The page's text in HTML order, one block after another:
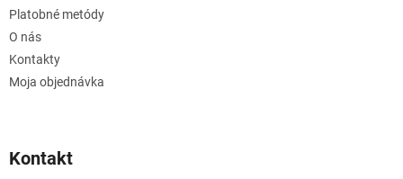
Platobné metódy
O nás
Kontakty
Moja objednávka
Kontakt